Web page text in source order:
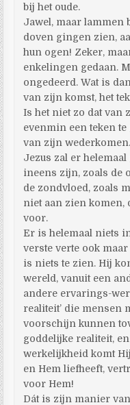
bij het oude.
Jawel, maar lammen
doven gingen zien,
hun ogen! Zeker,
enkelingen gedaan.
ongedeerd. Wat is
van zijn komst, het
Is het niet zo dat van
evenmin een teken
van zijn
Jezus zal er
ineens zijn, zoals de
de zondvloed, zoals
niet aan zien komen,
voor.
Er is helemaal niets
verste verte ook
is niets te zien. Hij
wereld, vanuit een
andere ervarings-
realiteit’ die mensen
voorschijn kunnen
goddelijke realiteit,
werkelijkheid komt
en Hem liefheeft,
voor Hem!
Dát is zijn manier